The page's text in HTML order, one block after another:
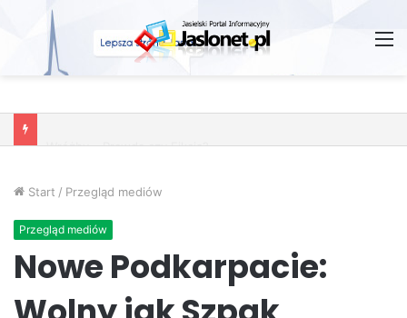
Start / Przegląd mediów
Przegląd mediów
Nowe Podkarpacie: